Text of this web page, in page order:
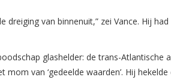
van binnenuit,” zei Vance. Hij
glashelder: de trans-Atlantische
van ‘gedeelde waarden’. Hij hekelde